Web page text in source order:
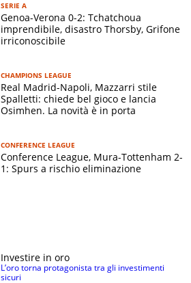
SERIE A
Genoa-Verona 0-2: Tchatchoua
imprendibile, disastro Thorsby, Grifone
irriconoscibile
CHAMPIONS LEAGUE
Real Madrid-Napoli, Mazzarri stile
Spalletti: chiede bel gioco e lancia
Osimhen. La novità è in porta
CONFERENCE LEAGUE
Conference League, Mura-Tottenham 2-
1: Spurs a rischio eliminazione
Investire in oro
L’oro torna protagonista tra gli investimenti
sicuri